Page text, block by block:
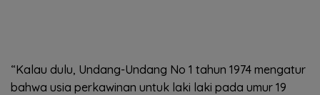
“Kalau dulu, Undang-Undang No 1 tahun 1974 mengatur
bahwa usia perkawinan untuk laki laki pada umur 19